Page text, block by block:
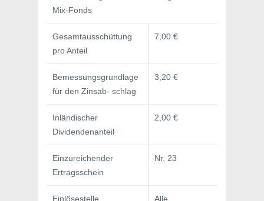
Mix-Fonds
Gesamtausschüttung
pro Anteil
7,00 €
Bemessungsgrundlage
für den Zinsab- schlag
3,20 €
Inländischer
Dividendenanteil
2,00 €
Einzureichender
Ertragsschein
Nr. 23
Einlösestelle
Alle